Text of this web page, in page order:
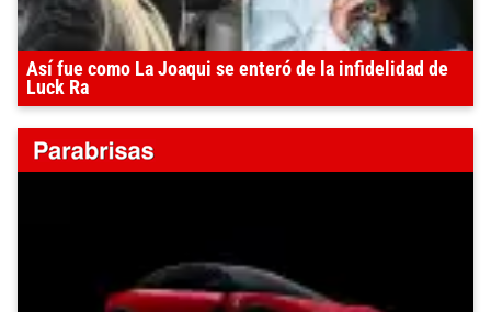
Así fue como La Joaqui se enteró de la infidelidad de
Luck Ra